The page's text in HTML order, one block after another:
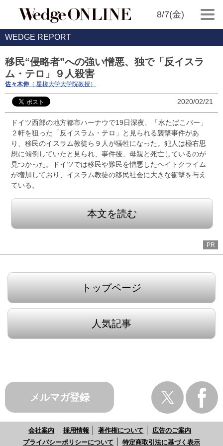
8/7(金)
WEDGE REPORT
移民“侵略者”への強い憎悪、独で「反イスラ
ム・テロ」９人殺害
佐々木伸 （ 星槎大学大学院教授）
2020/02/21
ドイツ西部の地方都市ハーナウで19日深夜、「水たばこバー」
２軒を狙った「反イスラム・テロ」と見られる襲撃事件があ
り、移民のイスラム教徒ら９人が犠牲になった。犯人は極右思
想に傾倒していたと見られ、事件後、母親と死亡しているのが
見つかった。ドイツでは移民や難民を憎悪したヘイトクライム
が増加しており、イスラム教徒の移民社会に大きな衝撃を与え
ている。
本文を読む
PR
トップページ
人気記事
メルマガ登録
会社案内 採用情報 著作権について
広告のご案内
プライバシーポリシーについて
特定商取引法に基づく表示